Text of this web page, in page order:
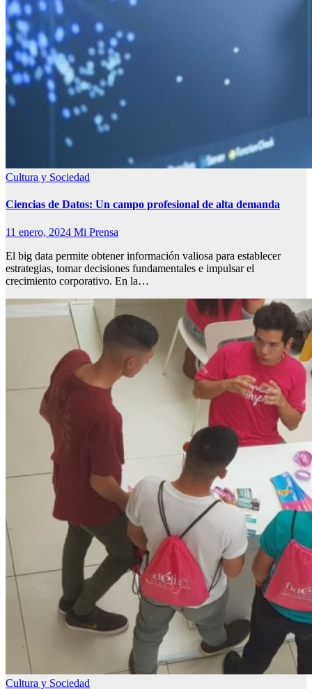
Cultura y Sociedad
Ciencias de Datos: Un campo profesional de alta demanda
11 enero, 2024 Mi Prensa
El big data permite obtener información valiosa para establecer
estrategias, tomar decisiones fundamentales e impulsar el
crecimiento corporativo. En la…
Cultura y Sociedad